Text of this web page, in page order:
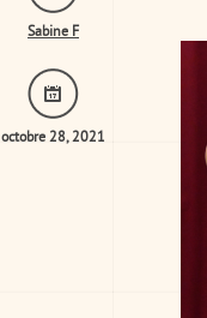
Sabine F
octobre 28, 2021